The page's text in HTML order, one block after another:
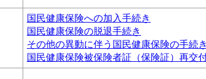
国民健康保険への加入手続き
国民健康保険の脱退手続き
その他の異動に伴う国民健康保険の手続き
国民健康保険被保険者証（保険証）再交